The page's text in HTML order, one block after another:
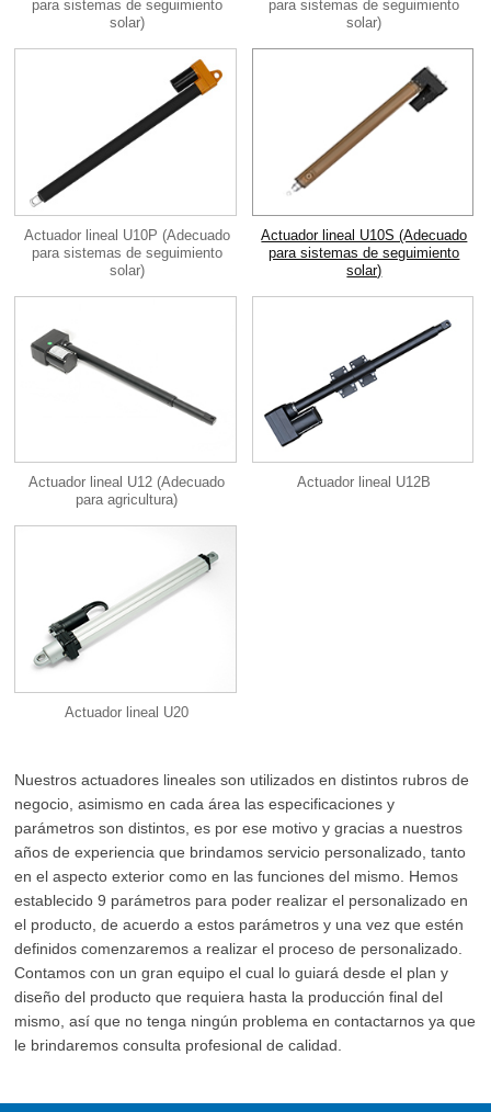
para sistemas de seguimiento
solar)
para sistemas de seguimiento
solar)
Actuador lineal U10P (Adecuado
para sistemas de seguimiento
solar)
Actuador lineal U10S (Adecuado
para sistemas de seguimiento
solar)
Actuador lineal U12 (Adecuado
para agricultura)
Actuador lineal U12B
Actuador lineal U20
Nuestros actuadores lineales son utilizados en distintos rubros de
negocio, asimismo en cada área las especificaciones y
parámetros son distintos, es por ese motivo y gracias a nuestros
años de experiencia que brindamos servicio personalizado, tanto
en el aspecto exterior como en las funciones del mismo. Hemos
establecido 9 parámetros para poder realizar el personalizado en
el producto, de acuerdo a estos parámetros y una vez que estén
definidos comenzaremos a realizar el proceso de personalizado.
Contamos con un gran equipo el cual lo guiará desde el plan y
diseño del producto que requiera hasta la producción final del
mismo, así que no tenga ningún problema en contactarnos ya que
le brindaremos consulta profesional de calidad.